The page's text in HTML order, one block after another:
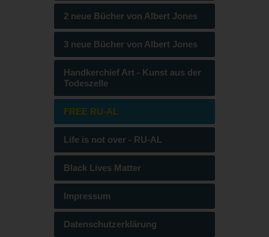
2 neue Bücher von Albert Jones
3 neue Bücher von Albert Jones
Handkerchief Art - Kunst aus der
Todeszelle
FREE RU-AL
Life is not over - RU-AL
Black Lives Matter
Impressum
Datenschutzerklärung